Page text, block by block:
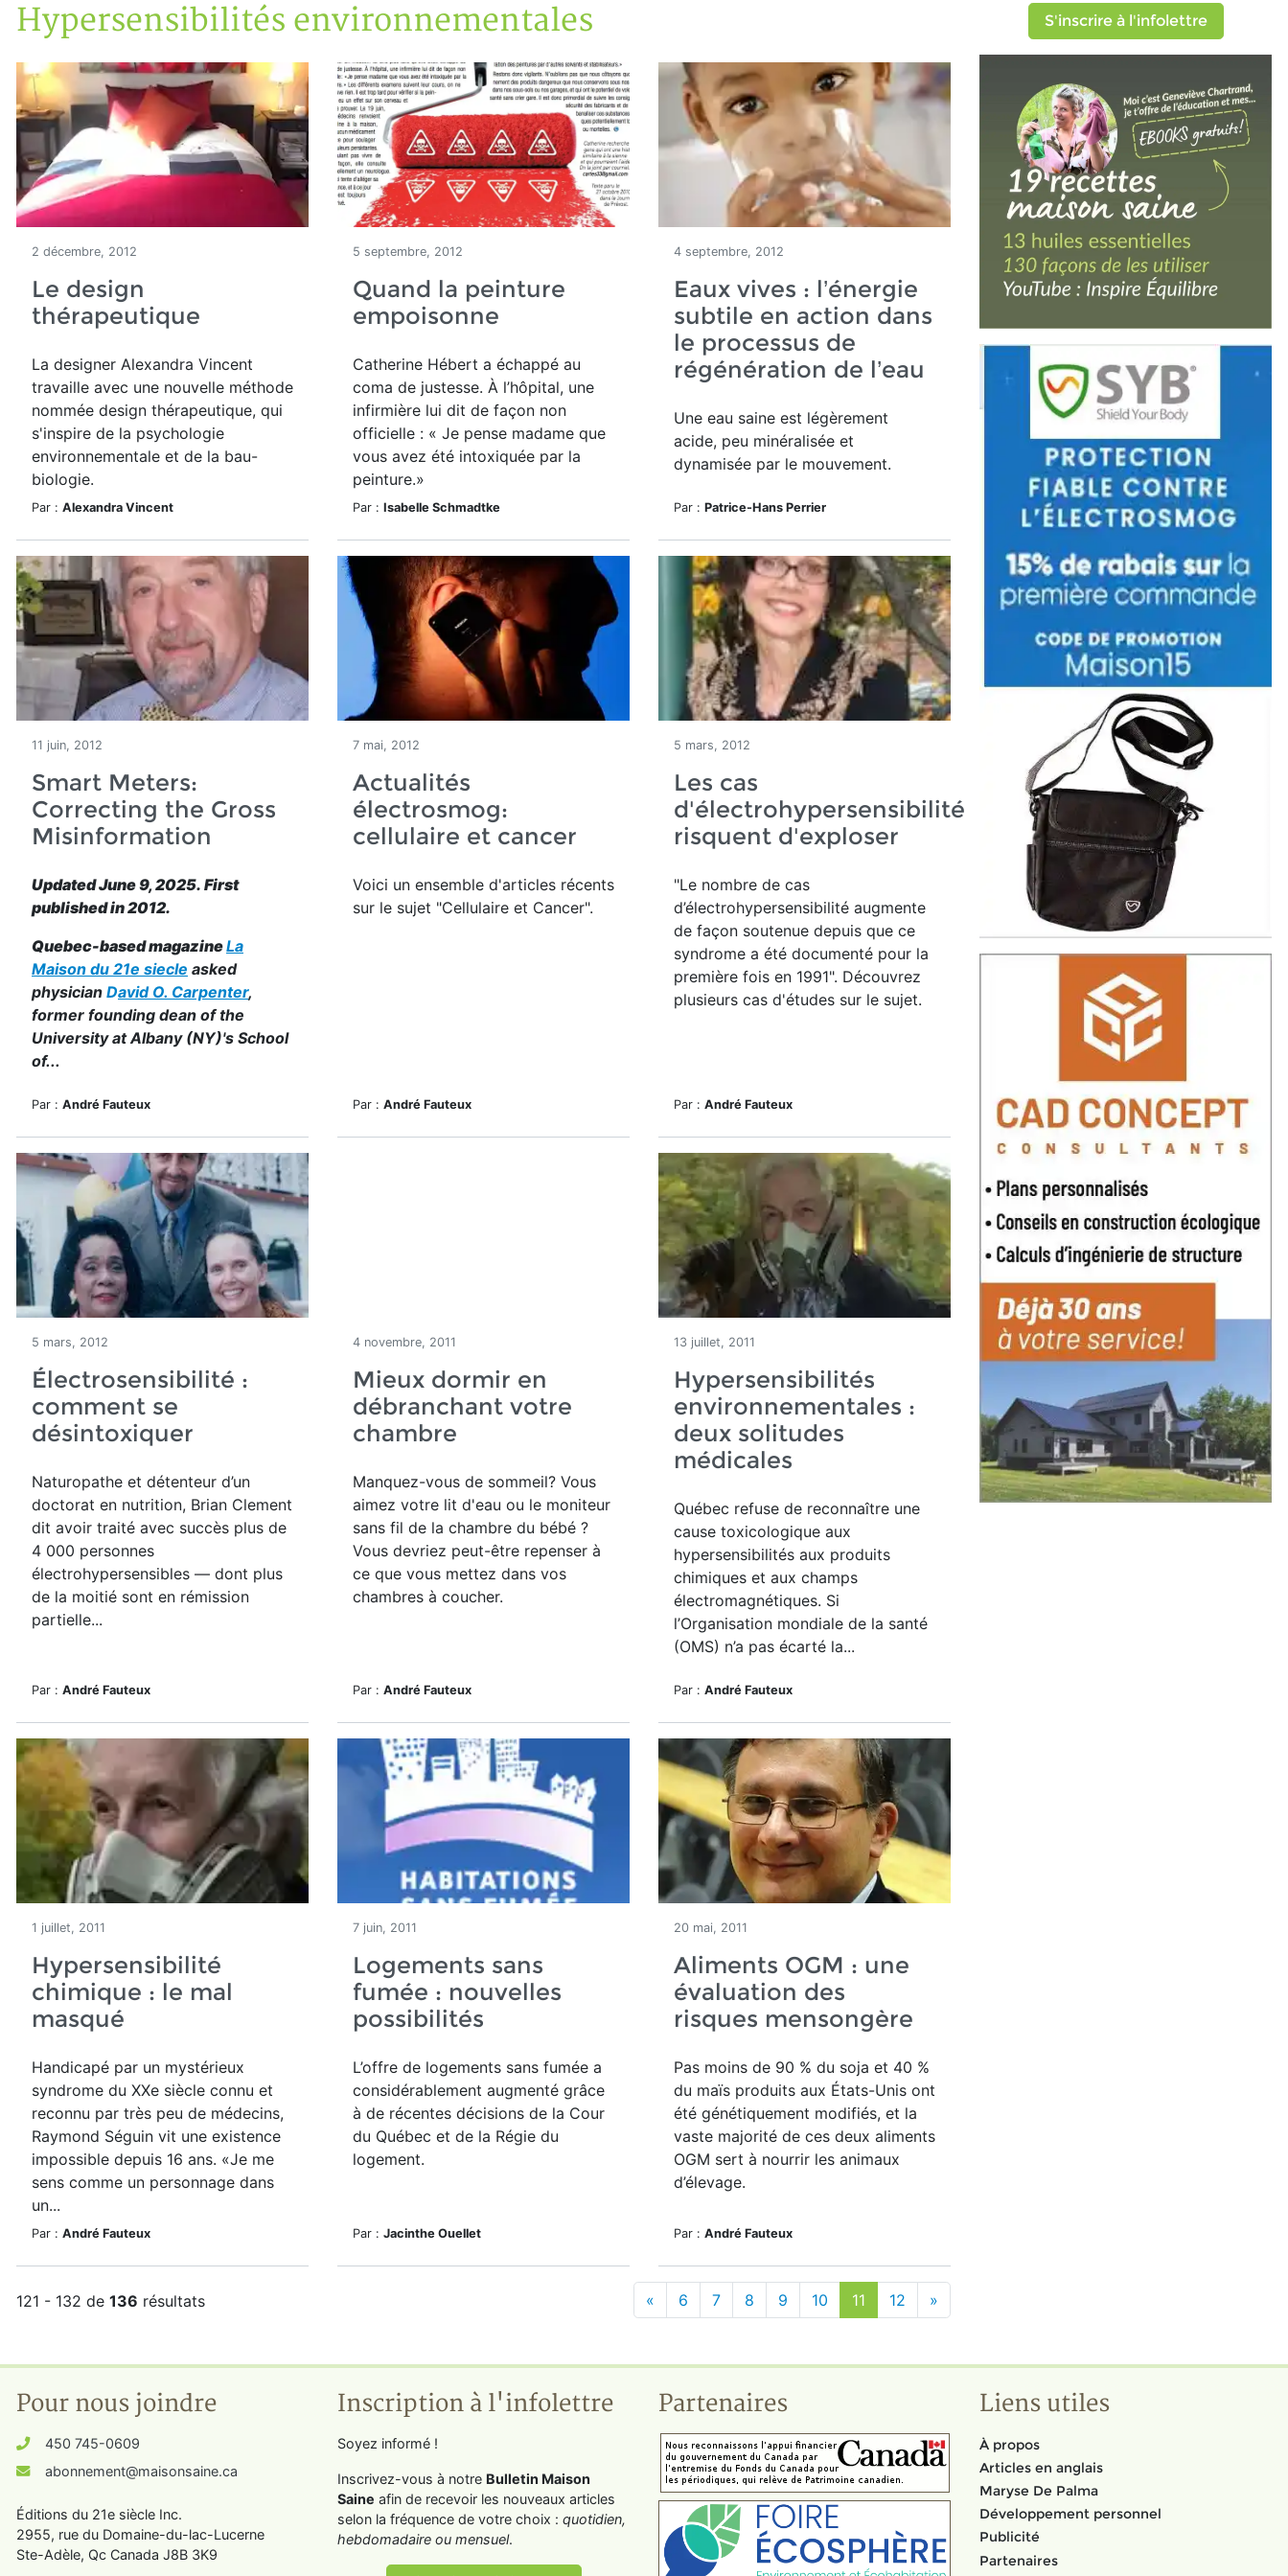
Accueil
Articles
Maisons saines
Hypersensibilités environnementales
Hypersensibilités environnementales
2 décembre, 2012
Le design
thérapeutique
La designer Alexandra Vincent
travaille avec une nouvelle méthode
nommée design thérapeutique, qui
s'inspire de la psychologie
environnementale et de la bau-
biologie.
Par : Alexandra Vincent
5 septembre, 2012
Quand la peinture
empoisonne
Catherine Hébert a échappé au
coma de justesse. À l’hôpital, une
infirmière lui dit de façon non
officielle : « Je pense madame que
vous avez été intoxiquée par la
peinture.»
Par : Isabelle Schmadtke
4 septembre, 2012
Eaux vives : l’énergie
subtile en action dans
le processus de
régénération de l’eau
Une eau saine est légèrement
acide, peu minéralisée et
dynamisée par le mouvement.
Par : Patrice-Hans Perrier
11 juin, 2012
Smart Meters:
Correcting the Gross
Misinformation
Updated June 9, 2025. First
published in 2012.
Quebec-based magazineLa
Maison du 21e siecle asked
physician David O. Carpenter,
former founding dean of the
University at Albany (NY)'s School
of...
Par : André Fauteux
7 mai, 2012
Actualités
électrosmog:
cellulaire et cancer
Voici un ensemble d'articles récents
sur le sujet "Cellulaire et Cancer".
Par : André Fauteux
5 mars, 2012
Les cas
d'électrohypersensibilité
risquent d'exploser
"Le nombre de cas
d’électrohypersensibilité augmente
de façon soutenue depuis que ce
syndrome a été documenté pour la
première fois en 1991". Découvrez
plusieurs cas d'études sur le sujet.
Par : André Fauteux
5 mars, 2012
Électrosensibilité :
comment se
désintoxiquer
Naturopathe et détenteur d’un
doctorat en nutrition, Brian Clement
dit avoir traité avec succès plus de
4 000 personnes
électrohypersensibles — dont plus
de la moitié sont en rémission
partielle...
Par : André Fauteux
4 novembre, 2011
Mieux dormir en
débranchant votre
chambre
Manquez-vous de sommeil? Vous
aimez votre lit d'eau ou le moniteur
sans fil de la chambre du bébé ?
Vous devriez peut-être repenser à
ce que vous mettez dans vos
chambres à coucher.
Par : André Fauteux
13 juillet, 2011
Hypersensibilités
environnementales :
deux solitudes
médicales
Québec refuse de reconnaître une
cause toxicologique aux
hypersensibilités aux produits
chimiques et aux champs
électromagnétiques. Si
l’Organisation mondiale de la santé
(OMS) n’a pas écarté la...
Par : André Fauteux
1 juillet, 2011
Hypersensibilité
chimique : le mal
masqué
Handicapé par un mystérieux
syndrome du XXe siècle connu et
reconnu par très peu de médecins,
Raymond Séguin vit une existence
impossible depuis 16 ans. «Je me
sens comme un personnage dans
un...
Par : André Fauteux
7 juin, 2011
Logements sans
fumée : nouvelles
possibilités
L’offre de logements sans fumée a
considérablement augmenté grâce
à de récentes décisions de la Cour
du Québec et de la Régie du
logement.
Par : Jacinthe Ouellet
20 mai, 2011
Aliments OGM : une
évaluation des
risques mensongère
Pas moins de 90 % du soja et 40 %
du maïs produits aux États-Unis ont
été génétiquement modifiés, et la
vaste majorité de ces deux aliments
OGM sert à nourrir les animaux
d’élevage.
Par : André Fauteux
121 - 132 de 136 résultats « 6 7 8 9 10 11 12 »
S'inscrire à l'infolettre
Pour nous joindre
450 745-0609
abonnement@maisonsaine.ca
Éditions du 21e siècle Inc.
2955, rue du Domaine-du-lac-Lucerne
Ste-Adèle, Qc Canada J8B 3K9
Inscription à l'infolettre
Soyez informé !
Inscrivez-vous à notre Bulletin Maison
Saine afin de recevoir les nouveaux articles
selon la fréquence de votre choix : quotidien,
hebdomadaire ou mensuel.
Partenaires Liens utiles
À propos
Articles en anglais
Maryse De Palma
Développement personnel
Publicité
Partenaires